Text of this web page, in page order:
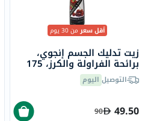
أقل سعرمن 30 يوم
زيت تدليك الجسم إنجوي،
برائحة الفراولة والكرز، 175
ملالتوصيل اليوم
49.50
90